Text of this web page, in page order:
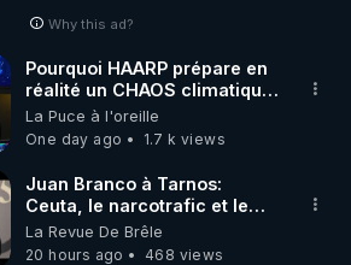
Why this ad?
Pourquoi HAARP prépare en
réalité un CHAOS climatique,
on répond
La Puce à l'oreille
One day ago
1.7 k views
Juan Branco à Tarnos:
Ceuta, le narcotrafic et le
pouvoir en France
La Revue De Brêle
20 hours ago
468 views